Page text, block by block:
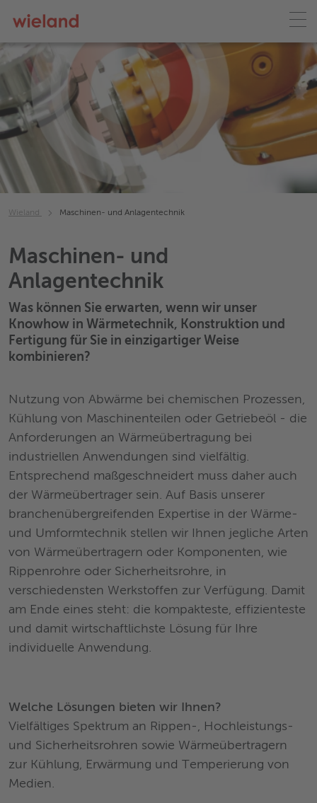
Wieland Maschinen- und Anlagentechnik
Maschinen- und
Anlagentechnik
Was können Sie erwarten, wenn wir unser
Knowhow in Wärmetechnik, Konstruktion und
Fertigung für Sie in einzigartiger Weise
kombinieren?
Nutzung von Abwärme bei chemischen Prozessen,
Kühlung von Maschinenteilen oder Getriebeöl - die
Anforderungen an Wärmeübertragung bei
industriellen Anwendungen sind vielfältig.
Entsprechend maßgeschneidert muss daher auch
der Wärmeübertrager sein. Auf Basis unserer
branchenübergreifenden Expertise in der Wärme-
und Umformtechnik stellen wir Ihnen jegliche Arten
von Wärmeübertragern oder Komponenten, wie
Rippenrohre oder Sicherheitsrohre, in
verschiedensten Werkstoffen zur Verfügung. Damit
am Ende eines steht: die kompakteste, effizienteste
und damit wirtschaftlichste Lösung für Ihre
individuelle Anwendung.
Welche Lösungen bieten wir Ihnen?
Vielfältiges Spektrum an Rippen-, Hochleistungs-
und Sicherheitsrohren sowie Wärmeübertragern
zur Kühlung, Erwärmung und Temperierung von
Medien.